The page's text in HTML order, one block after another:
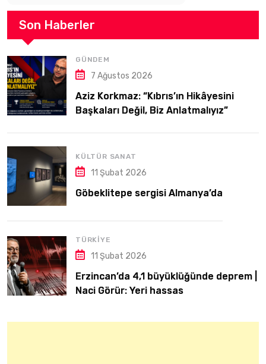
Son Haberler
GÜNDEM
7 Ağustos 2026
Aziz Korkmaz: “Kıbrıs’ın Hikâyesini
Başkaları Değil, Biz Anlatmalıyız”
KÜLTÜR SANAT
11 Şubat 2026
Göbeklitepe sergisi Almanya’da
TÜRKIYE
11 Şubat 2026
Erzincan’da 4,1 büyüklüğünde deprem |
Naci Görür: Yeri hassas